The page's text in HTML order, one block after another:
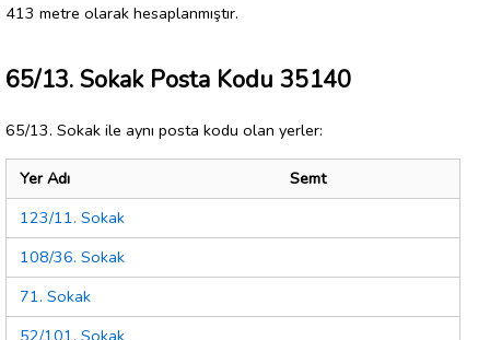
413 metre olarak hesaplanmıştır.
65/13. Sokak Posta Kodu 35140
65/13. Sokak ile aynı posta kodu olan yerler:
Yer Adı
Semt
123/11. Sokak
108/36. Sokak
71. Sokak